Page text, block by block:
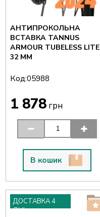
АНТИПРОКОЛЬНА
ВСТАВКА TANNUS
ARMOUR TUBELESS LITE
32 ММ
Код:05988
1 878грн
В кошик
ДОСТАВКА 4
ДНІ